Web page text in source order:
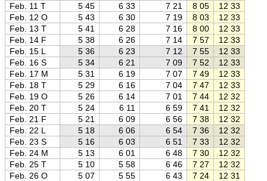
Feb. 11 T 5 45 6 33 7 21 8 05 12 33
Feb. 12 O
5 43 6 30 7 19 8 03 12 33
Feb. 13 T
5 41 6 28 7 16 8 00 12 33
Feb. 14 F
5 38 6 26 7 14 7 57 12 33
Feb. 15 L
5 36 6 23 7 12 7 55 12 33
Feb. 16 S
5 34 6 21 7 09 7 52 12 33
Feb. 17 M
5 31 6 19 7 07 7 49 12 33
Feb. 18 T
5 29 6 16 7 04 7 47 12 33
Feb. 19 O
5 26 6 14 7 01 7 44 12 32
Feb. 20 T
5 24 6 11 6 59 7 41 12 32
Feb. 21 F
5 21 6 09 6 56 7 38 12 32
Feb. 22 L
5 18 6 06 6 54 7 36 12 32
Feb. 23 S
5 16 6 03 6 51 7 33 12 32
Feb. 24 M
5 13 6 01 6 48 7 30 12 32
Feb. 25 T
5 10 5 58 6 46 7 27 12 32
Feb. 26 O
5 07 5 55 6 43 7 24 12 31